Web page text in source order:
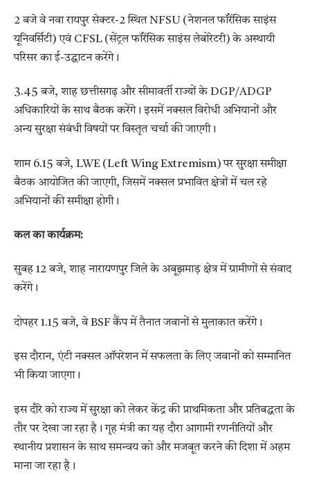
2 बजे वे नवा रायपुर सेक्टर-2 स्थित NFSU (नेशनल फॉरेंसिक साइंस
यूनिवर्सिटी) एवं CFSL (सेंट्रल फॉरेंसिक साइंस लेबोरेटरी) के अस्थायी
परिसर का ई-उद्घाटन करेंगे।
3.45 बजे, शाह छत्तीसगढ़ और सीमावर्ती राज्यों के DGP/ADGP
अधिकारियों के साथ बैठक करेंगे। इसमें नक्सल विरोधी अभियानों और
अन्य सुरक्षा संबंधी विषयों पर विस्तृत चर्चा की जाएगी।
शाम 6.15 बजे, LWE (Left Wing Extremism) पर सुरक्षा समीक्षा
बैठक आयोजित की जाएगी, जिसमें नक्सल प्रभावित क्षेत्रों में चल रहे
अभियानों की समीक्षा होगी।
कल का कार्यक्रम:
सुबह 12 बजे, शाह नारायणपुर जिले के अबूझमाड़ क्षेत्र में ग्रामीणों से संवाद
करेंगे।
दोपहर 1.15 बजे, वे BSF कैंप में तैनात जवानों से मुलाकात करेंगे।
इस दौरान, एंटी नक्सल ऑपरेशन में सफलता के लिए जवानों को सम्मानित
भी किया जाएगा।
इस दौरे को राज्य में सुरक्षा को लेकर केंद्र की प्राथमिकता और प्रतिबद्धता के
तौर पर देखा जा रहा है। गृह मंत्री का यह दौरा आगामी रणनीतियों और
स्थानीय प्रशासन के साथ समन्वय को और मजबूत करने की दिशा में अहम
माना जा रहा है।